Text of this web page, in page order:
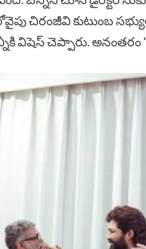
చిరంజీవి కుటుంబ
విషెస్ చెప్పారు.